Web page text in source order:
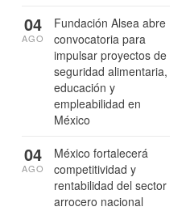
Fundación Alsea abre
convocatoria para
impulsar proyectos de
seguridad alimentaria,
educación y
empleabilidad en
México
04
AGO
México fortalecerá
competitividad y
rentabilidad del sector
arrocero nacional
04
AGO